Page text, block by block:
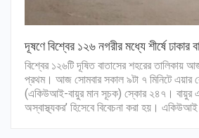
দূষণে বিশ্বের ১২৬ নগরীর মধ্যে শীর্ষে ঢাকার
বিশ্বের ১২৬টি দূষিত বাতাসের শহরের তালিকায়
প্রথম। আজ সোমবার সকাল ৯টা ৭ মিনিটে এয়ার
(একিউআই-বায়ুর মান সূচক) স্কোর ২৪৭। বায়ুর
অস্বাস্থ্যকর’ হিসেবে বিবেচনা করা হয়।